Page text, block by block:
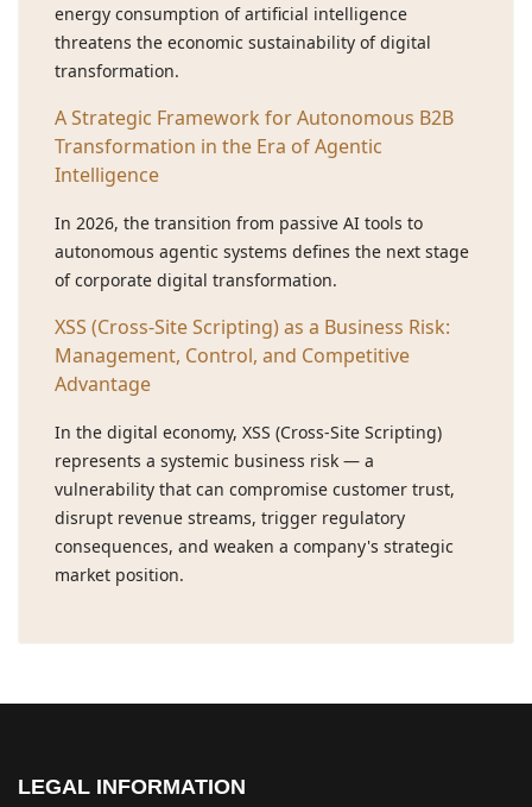
energy consumption of artificial intelligence
threatens the economic sustainability of digital
transformation.
A Strategic Framework for Autonomous B2B
Transformation in the Era of Agentic
Intelligence
In 2026, the transition from passive AI tools to
autonomous agentic systems defines the next stage
of corporate digital transformation.
XSS (Cross-Site Scripting) as a Business Risk:
Management, Control, and Competitive
Advantage
In the digital economy, XSS (Cross-Site Scripting)
represents a systemic business risk — a
vulnerability that can compromise customer trust,
disrupt revenue streams, trigger regulatory
consequences, and weaken a company's strategic
market position.
LEGAL INFORMATION